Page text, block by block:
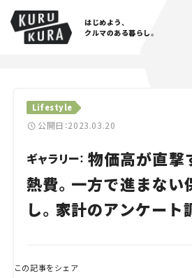
はじめよう、
クルマのある暮らし。
Lifestyle
公開日：2023.03.20
ギャラリー： 物価高が直撃
熱費。一方で進まない
し。家計のアンケート
この記事をシェア
Cars
Lifestyle
Traffic
Special